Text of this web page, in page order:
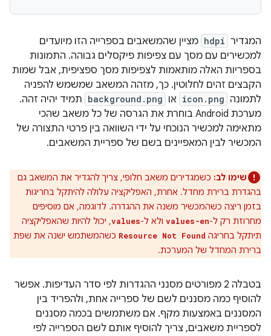
המגדיר hdpi מציין שהמשאבים בספרייה הזו מיועדים
למכשירים עם מסך עם צפיפות פיקסלים גבוהה. התמונות
בספריות האלה מותאמות לצפיפות מסך ספציפית, אבל שמות
הקבצים זהים לחלוטין. כך, מזהה המשאב שמשמש להפניה
לתמונה icon.png או background.png תמיד יהיה זהה.
מערכת Android בוחרת את הגרסה של כל משאב שהכי
מתאימה למכשיר הנוכחי על ידי השוואה בין פרטי התצורה של
המכשיר לבין המאפיינים בשם של ספריית המשאבים.
שימו לב: כשמגדירים משאב חלופי, צריך להגדיר את המשאב גם
בהגדרת ברירת מחדל. אחרת, האפליקציה עלולה להיתקל בחריגות
בזמן ריצה כשהמכשיר משנה את ההגדרה. לדוגמה, אם מוסיפים
מחרוזת רק ל-values-en ולא ל-values, יכול להיות שהאפליקציה
תיתקל בחריגה Resource Not Found כשהמשתמש ישנה את שפת
ברירת המחדל של המערכת.
בטבלה 2 מפורטים מסנני ההגדרות לפי סדר העדיפות. אפשר
להוסיף כמה מסננים לשם של ספרייה אחת, ולהפריד בין
המסננים באמצעות מקף. אם משתמשים בכמה מסננים
לספריית משאבים, צריך להוסיף אותם לשם הספרייה לפי